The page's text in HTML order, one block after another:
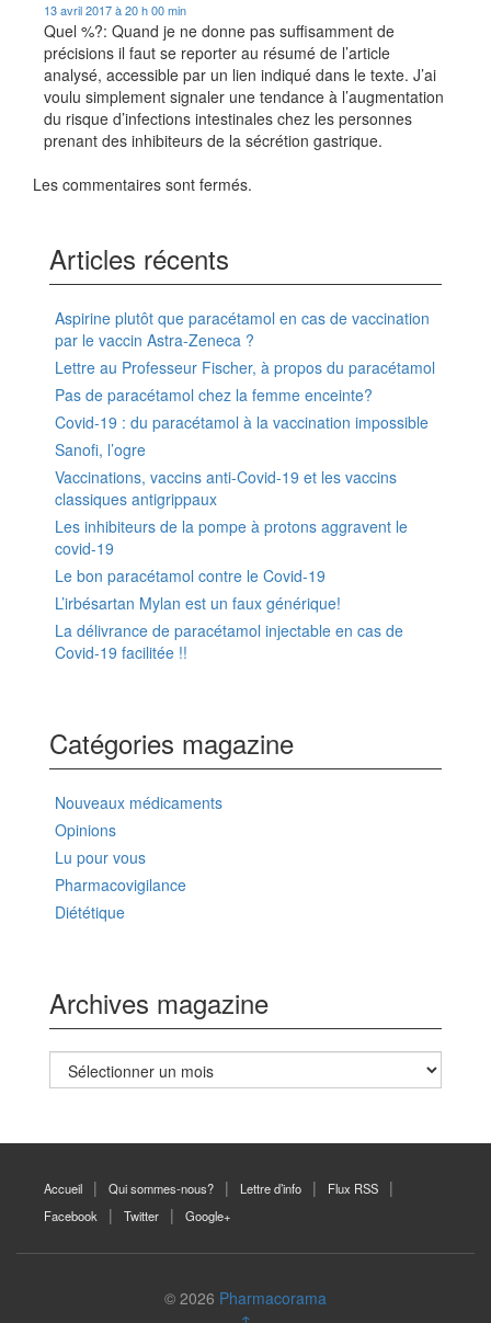
13 avril 2017 à 20 h 00 min
Quel %?: Quand je ne donne pas suffisamment de
précisions il faut se reporter au résumé de l’article
analysé, accessible par un lien indiqué dans le texte. J’ai
voulu simplement signaler une tendance à l’augmentation
du risque d’infections intestinales chez les personnes
prenant des inhibiteurs de la sécrétion gastrique.
Les commentaires sont fermés.
Articles récents
Aspirine plutôt que paracétamol en cas de vaccination
par le vaccin Astra-Zeneca ?
Lettre au Professeur Fischer, à propos du paracétamol
Pas de paracétamol chez la femme enceinte?
Covid-19 : du paracétamol à la vaccination impossible
Sanofi, l’ogre
Vaccinations, vaccins anti-Covid-19 et les vaccins
classiques antigrippaux
Les inhibiteurs de la pompe à protons aggravent le
covid-19
Le bon paracétamol contre le Covid-19
L’irbésartan Mylan est un faux générique!
La délivrance de paracétamol injectable en cas de
Covid-19 facilitée !!
Catégories magazine
Nouveaux médicaments
Opinions
Lu pour vous
Pharmacovigilance
Diététique
Archives magazine
Archives
magazine
Accueil Qui sommes-nous? Lettre d’info
Flux RSS
Facebook
Twitter Google+
© 2026 Pharmacorama